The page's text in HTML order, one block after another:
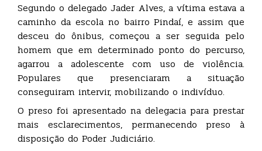
Segundo o delegado Jader Alves, a vítima estava a
caminho da escola no bairro Pindaí, e assim que
desceu do ônibus, começou a ser seguida pelo
homem que em determinado ponto do percurso,
agarrou a adolescente com uso de violência.
Populares que presenciaram a situação
conseguiram intervir, mobilizando o indivíduo.
O preso foi apresentado na delegacia para prestar
mais esclarecimentos, permanecendo preso à
disposição do Poder Judiciário.